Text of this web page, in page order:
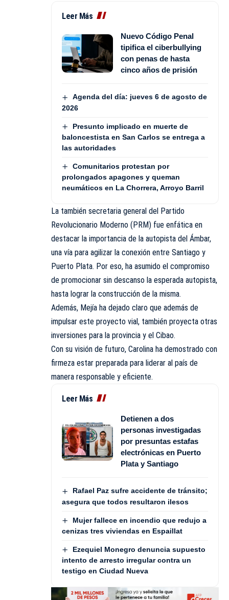
Leer Más
Nuevo Código Penal
tipifica el ciberbullying
con penas de hasta
cinco años de prisión
Agenda del día: jueves 6 de agosto de
2026
Presunto implicado en muerte de
baloncestista en San Carlos se entrega a
las autoridades
Comunitarios protestan por
prolongados apagones y queman
neumáticos en La Chorrera, Arroyo Barril
La también secretaria general del Partido
Revolucionario Moderno (PRM) fue enfática en
destacar la importancia de la autopista del Ámbar,
una vía para agilizar la conexión entre Santiago y
Puerto Plata. Por eso, ha asumido el compromiso
de promocionar sin descanso la esperada autopista,
hasta lograr la construcción de la misma.
Además, Mejía ha dejado claro que además de
impulsar este proyecto vial, también proyecta otras
inversiones para la provincia y el Cibao.
Con su visión de futuro, Carolina ha demostrado con
firmeza estar preparada para liderar al país de
manera responsable y eficiente.
Leer Más
Detienen a dos
personas investigadas
por presuntas estafas
electrónicas en Puerto
Plata y Santiago
Rafael Paz sufre accidente de tránsito;
asegura que todos resultaron ilesos
Mujer fallece en incendio que redujo a
cenizas tres viviendas en Espaillat
Ezequiel Monegro denuncia supuesto
intento de arresto irregular contra un
testigo en Ciudad Nueva